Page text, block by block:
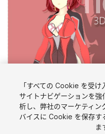
「すべての Cookie を受け
サイトナビゲーションを
析し、弊社のマーケティ
バイスに Cookie を保存す
ま